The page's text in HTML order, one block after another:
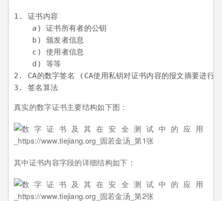
1. 证书内容
    a) 证书所有者的公钥
    b) 颁发者信息
    c) 使用者信息
    d) 等等
2. CA的数字签名 (CA使用私钥对证书内容的报文摘要进行
真实的数字证书主要结构如下图：
其中证书内容字段的详细结构如下：